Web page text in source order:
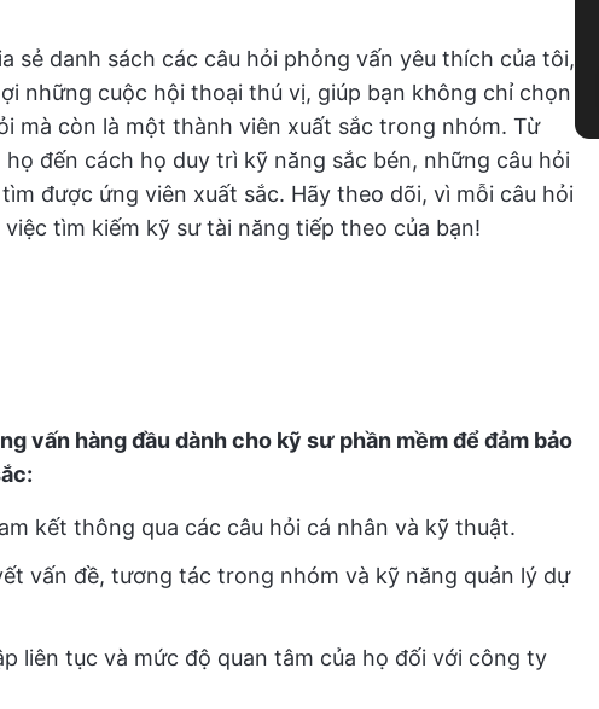
sẻ danh sách các câu hỏi phỏng vấn yêu thích của tôi,
những cuộc hội thoại thú vị, giúp bạn không chỉ chọn
mà còn là một thành viên xuất sắc trong nhóm. Từ
đến cách họ duy trì kỹ năng sắc bén, những câu hỏi
được ứng viên xuất sắc. Hãy theo dõi, vì mỗi câu hỏi
tìm kiếm kỹ sư tài năng tiếp theo của bạn!
vấn hàng đầu dành cho kỹ sư phần mềm để đảm bảo
kết thông qua các câu hỏi cá nhân và kỹ thuật.
vấn đề, tương tác trong nhóm và kỹ năng quản lý dự
liên tục và mức độ quan tâm của họ đối với công ty